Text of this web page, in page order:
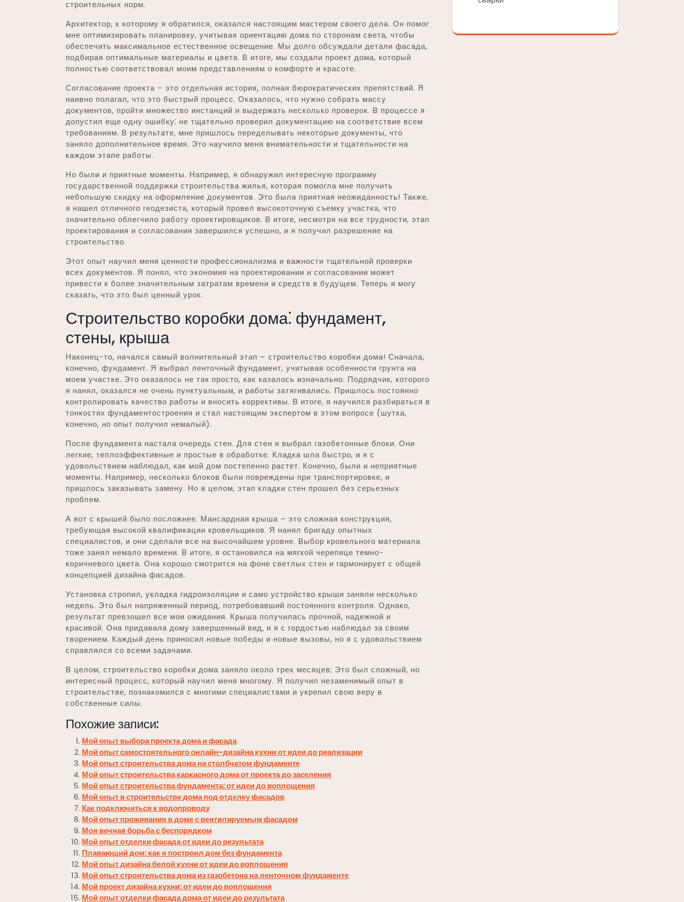
строительных норм.
Архитектор, к которому я обратился, оказался настоящим мастером своего дела. Он помог
мне оптимизировать планировку, учитывая ориентацию дома по сторонам света, чтобы
обеспечить максимальное естественное освещение. Мы долго обсуждали детали фасада,
подбирая оптимальные материалы и цвета. В итоге, мы создали проект дома, который
полностью соответствовал моим представлениям о комфорте и красоте.
Согласование проекта – это отдельная история, полная бюрократических препятствий. Я
наивно полагал, что это быстрый процесс. Оказалось, что нужно собрать массу
документов, пройти множество инстанций и выдержать несколько проверок. В процессе я
допустил еще одну ошибку⁚ не тщательно проверил документацию на соответствие всем
требованиям. В результате, мне пришлось переделывать некоторые документы, что
заняло дополнительное время. Это научило меня внимательности и тщательности на
каждом этапе работы.
Но были и приятные моменты. Например, я обнаружил интересную программу
государственной поддержки строительства жилья, которая помогла мне получить
небольшую скидку на оформление документов. Это была приятная неожиданность! Также,
я нашел отличного геодезиста, который провел высокоточную съемку участка, что
значительно облегчило работу проектировщиков. В итоге, несмотря на все трудности, этап
проектирования и согласования завершился успешно, и я получил разрешение на
строительство.
Этот опыт научил меня ценности профессионализма и важности тщательной проверки
всех документов. Я понял, что экономия на проектировании и согласовании может
привести к более значительным затратам времени и средств в будущем. Теперь я могу
сказать, что это был ценный урок.
Строительство коробки дома⁚ фундамент,
стены, крыша
Наконец-то, начался самый волнительный этап – строительство коробки дома! Сначала,
конечно, фундамент. Я выбрал ленточный фундамент, учитывая особенности грунта на
моем участке. Это оказалось не так просто, как казалось изначально. Подрядчик, которого
я нанял, оказался не очень пунктуальным, и работы затягивались. Пришлось постоянно
контролировать качество работы и вносить коррективы. В итоге, я научился разбираться в
тонкостях фундаментостроения и стал настоящим экспертом в этом вопросе (шутка,
конечно, но опыт получил немалый).
После фундамента настала очередь стен. Для стен я выбрал газобетонные блоки. Они
легкие, теплоэффективные и простые в обработке. Кладка шла быстро, и я с
удовольствием наблюдал, как мой дом постепенно растет. Конечно, были и неприятные
моменты. Например, несколько блоков были повреждены при транспортировке, и
пришлось заказывать замену. Но в целом, этап кладки стен прошел без серьезных
проблем.
А вот с крышей было посложнее. Мансардная крыша – это сложная конструкция,
требующая высокой квалификации кровельщиков. Я нанял бригаду опытных
специалистов, и они сделали все на высочайшем уровне. Выбор кровельного материала
тоже занял немало времени. В итоге, я остановился на мягкой черепице темно-
коричневого цвета. Она хорошо смотрится на фоне светлых стен и гармонирует с общей
концепцией дизайна фасадов.
Установка стропил, укладка гидроизоляции и само устройство крыши заняли несколько
недель. Это был напряженный период, потребовавший постоянного контроля. Однако,
результат превзошел все мои ожидания. Крыша получилась прочной, надежной и
красивой. Она придавала дому завершенный вид, и я с гордостью наблюдал за своим
творением. Каждый день приносил новые победы и новые вызовы, но я с удовольствием
справлялся со всеми задачами.
В целом, строительство коробки дома заняло около трех месяцев; Это был сложный, но
интересный процесс, который научил меня многому. Я получил незаменимый опыт в
строительстве, познакомился с многими специалистами и укрепил свою веру в
собственные силы.
Похожие записи:
Мой опыт выбора проекта дома и фасада
Мой опыт самостоятельного онлайн-дизайна кухни от идеи до реализации
Мой опыт строительства дома на столбчатом фундаменте
Мой опыт строительства каркасного дома от проекта до заселения
Мой опыт строительства фундамента: от идеи до воплощения
Мой опыт в строительстве дома под отделку фасадов
Как подключиться к водопроводу
Мой опыт проживания в доме с вентилируемым фасадом
Моя вечная борьба с беспорядком
Мой опыт отделки фасада от идеи до результата
Плавающий дом: как я построил дом без фундамента
Мой опыт дизайна белой кухни от идеи до воплощения
Мой опыт строительства дома из газобетона на ленточном фундаменте
Мой проект дизайна кухни: от идеи до воплощения
Мой опыт отделки фасада дома от идеи до результата